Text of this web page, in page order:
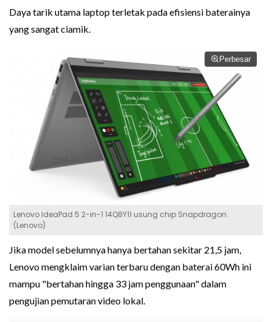
Daya tarik utama laptop terletak pada efisiensi baterainya
yang sangat ciamik.
Perbesar
Lenovo IdeaPad 5 2-in-1 14Q8Y11 usung chip Snapdragon.
(Lenovo)
Jika model sebelumnya hanya bertahan sekitar 21,5 jam,
Lenovo mengklaim varian terbaru dengan baterai 60Wh ini
mampu "bertahan hingga 33 jam penggunaan" dalam
pengujian pemutaran video lokal.